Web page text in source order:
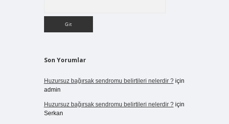
Son Yorumlar
Huzursuz bağırsak sendromu belirtileri nelerdir ?için
admin
Huzursuz bağırsak sendromu belirtileri nelerdir ?için
Serkan